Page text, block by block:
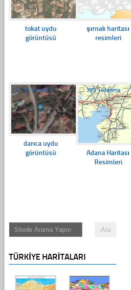
tokat uydu
görüntüsü
şırnak haritası
resimleri
☐ 419 Tıklanma
darıca uydu
görüntüsü
☐385 Tıklanma
Adana Haritası
Resimleri
TÜRKIYE HARITALARI